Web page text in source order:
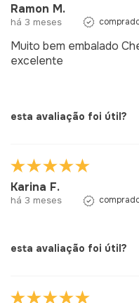
Ramon M.
há 3 meses
Muito bem embalado
excelente
esta avaliação foi útil?
Karina F.
há 3 meses
esta avaliação foi útil?